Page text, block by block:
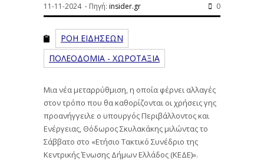
11-11-2024 - Πηγή: insider.gr 0
ΡΟΗ ΕΙΔΗΣΕΩΝ
ΠΟΛΕΟΔΟΜΙΑ - ΧΩΡΟΤΑΞΙΑ
Μια νέα μεταρρύθμιση, η οποία φέρνει αλλαγές
στον τρόπο που θα καθορίζονται οι χρήσεις γης
προανήγγειλε ο υπουργός Περιβάλλοντος και
Ενέργειας, Θόδωρος Σκυλακάκης μιλώντας το
Σάββατο στο «Ετήσιο Τακτικό Συνέδριο της
Κεντρικής Ένωσης Δήμων Ελλάδος (ΚΕΔΕ)».